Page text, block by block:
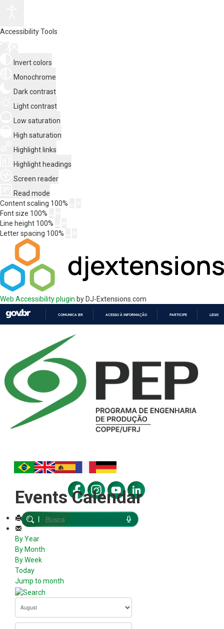
Accessibility Tools
Invert colors
Monochrome
Dark contrast
Light contrast
Low saturation
High saturation
Highlight links
Highlight headings
Screen reader
Read mode
Content scaling 100%
Font size 100%
Line height 100%
Letter spacing 100%
Web Accessibility plugin by DJ-Extensions.com
COMUNICA BR ACESSO À INFORMAÇÃO PARTICIPE
Events Calendar
By Year
By Month
By Week
Today
Jump to month